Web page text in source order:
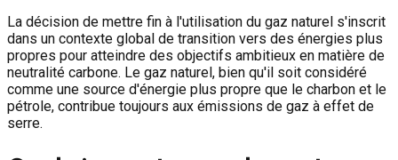
La décision de mettre fin à l'utilisation du gaz naturel s'inscrit
dans un contexte global de transition vers des énergies plus
propres pour atteindre des objectifs ambitieux en matière de
neutralité carbone. Le gaz naturel, bien qu'il soit considéré
comme une source d'énergie plus propre que le charbon et le
pétrole, contribue toujours aux émissions de gaz à effet de
serre.